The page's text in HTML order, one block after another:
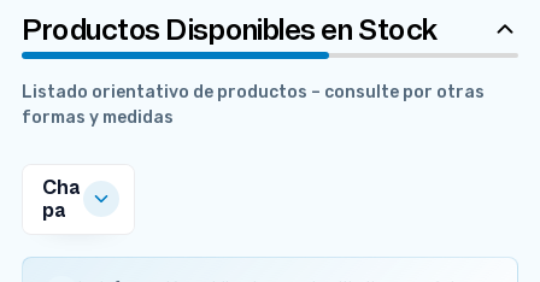
Productos Disponibles en Stock
Listado orientativo de productos – consulte por otras
formas y medidas
Cha
pa